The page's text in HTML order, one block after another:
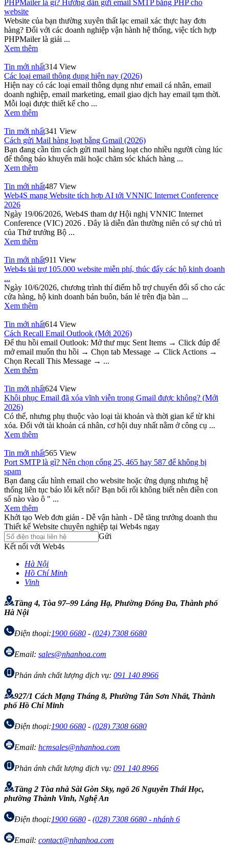
PHPMailer là gì? Hướng dẫn gửi email SMTP bằng PHP cho
website
Website của bạn thường xuyên thất lạc email xác thực hay đơn
hàng? Đối với các doanh nghiệp vận hành hệ thống, việc tích hợp
PHPMailer là giải ...
Xem thêm
Tin mới nhất314 View
Các loại email thông dụng hiện nay (2026)
Hiện nay có các loại email thông dụng như email cá nhân, email
doanh nghiệp, email marketing, email giao dịch hay email tạm thời.
Mỗi loại được thiết kế cho ...
Xem thêm
Tin mới nhất341 View
Cách gửi Mail hàng loạt bằng Gmail (2026)
Bạn đang cần tìm cách gửi mail hàng loạt cho nhiều người cùng lúc
để thông báo khuyến mãi hoặc chăm sóc khách hàng ...
Xem thêm
Tin mới nhất487 View
Web4S mang Website tích hợp AI tới VNNIC Internet Conference
2026
Ngày 19/06/2026, Web4S tham dự Hội nghị VNNIC Internet
Conference (VIC) 2026 . Đây là diễn đàn thường niên có sự chủ trì
của Thứ trưởng Bộ ...
Xem thêm
Tin mới nhất911 View
Web4s tài trợ 105.000 website miễn phí, thúc đẩy các hộ kinh doanh
...
Ngày 10/6/2026, chương trình thí điểm hỗ trợ chuyển đổi số cho các
cửa hàng, hộ kinh doanh bán buôn, bán lẻ trên địa bàn ...
Xem thêm
Tin mới nhất614 View
Cách Recall Email Outlook (Mới 2026)
Để thu hồi email Outlook: Mở thư mục Sent Items → Click đúp để
mở email muốn thu hồi → Chọn tab Message → Click Actions →
Chọn Recall This Message → ...
Xem thêm
Tin mới nhất624 View
Khôi phục Email đã xóa vĩnh viễn trong Gmail được không? (Mới
2026)
Có thể, nhưng phụ thuộc vào loại tài khoản và thời gian kể từ khi
xóa. Đối với tài khoản cá nhân, cơ hội duy nhất nằm ở công cụ ...
Xem thêm
Tin mới nhất565 View
Port SMTP là gì? Nên chọn cổng 25, 465 hay 587 để không bị
spam
Bạn đang cấu hình email cho website hoặc ứng dụng nhưng hệ
thống liên tục báo lỗi kết nối? Bạn bối rối không biết nên điền con
số nào vào ô " ...
Xem thêm
Khởi tạo Web đơn giản - Dễ vận hành - Dễ tăng trưởng doanh thu
Thiết kế Website chuyên nghiệp tại Web4s ngay
Gửi
Kết nối với Web4s
Hà Nội
Hồ Chí Minh
Vinh
Tầng 4, Tòa 97–99 Láng Hạ, Phường Đống Đa, Thành phố
Hà Nội
Điện thoại:1900 6680 - (024) 7308 6680
Email: sales@nhanhoa.com
Phản ánh chất lượng dịch vụ: 091 140 8966
927/1 Cách Mạng Tháng 8, Phường Tân Sơn Nhất, Thành
phố Hồ Chí Minh
Điện thoại:1900 6680 - (028) 7308 6680
Email: hcmsales@nhanhoa.com
Phản ánh chất lượng dịch vụ: 091 140 8966
Tầng 2 Tòa nhà Sài Gòn Sky, ngõ 26 Nguyễn Thái Học,
phường Thành Vinh, Nghệ An
Điện thoại:1900 6680 - (028) 7308 6680 - nhánh 6
Email: contact@nhanhoa.com